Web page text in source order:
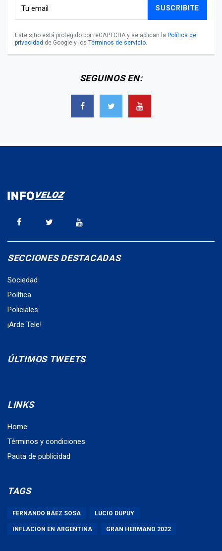
SUSCRIBITE
Este sitio está protegido por reCAPTCHA y se aplican la Política de
privacidad de Google y los Términos de servicio.
SEGUINOS EN:
SECCIONES DESTACADAS
Sociedad
Política
Policiales
¡Arde Tele!
ÚLTIMOS TWEETS
LINKS
Home
Términos y condiciones
Pauta de publicidad
TAGS
FERNANDO BÁEZ SOSA LUCIO DUPUY
INFLACION EN ARGENTINA GRAN HERMANO 2022